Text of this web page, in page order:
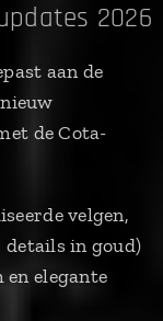
2026
aan de
de Cota-
velgen,
in goud)
elegante